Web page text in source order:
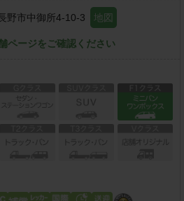
野市中御所4-10-3 地図
ページをご確認ください